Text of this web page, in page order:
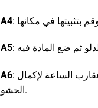
A4
A5
A6: بعد أن يصبح كل شيء جاهزاً، يُمكنك هزّ الهزاز في اتجاه عقارب الساعة لإكمال
الحشو.